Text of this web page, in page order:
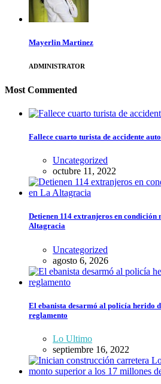
Mayerlin Martinez
ADMINISTRATOR
Most Commented
Fallece cuarto turista de accidente
Uncategorized
octubre 11, 2022
Detienen 114 extranjeros en
Altagracia
Uncategorized
agosto 6, 2026
El ebanista desarmó al policía herido
reglamento
Lo Ultimo
septiembre 16, 2022